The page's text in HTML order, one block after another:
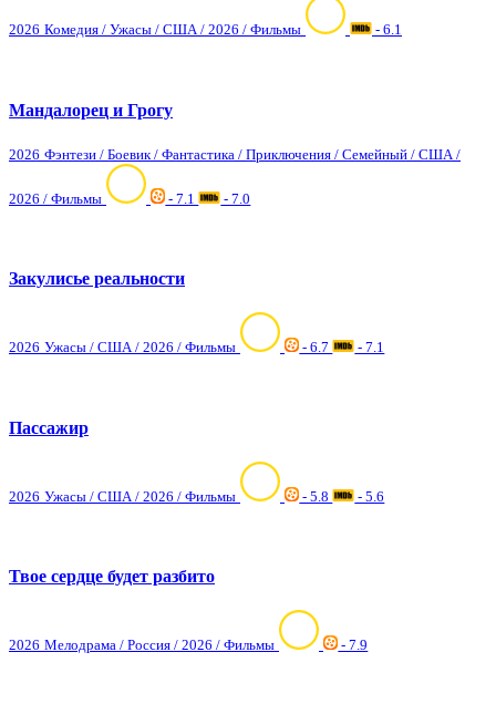
2026 Комедия / Ужасы / США / 2026 / Фильмы - 6.1
Мандалорец и Грогу
2026 Фэнтези / Боевик / Фантастика / Приключения / Семейный / США /
2026 / Фильмы - 7.1 - 7.0
Закулисье реальности
2026 Ужасы / США / 2026 / Фильмы - 6.7 - 7.1
Пассажир
2026 Ужасы / США / 2026 / Фильмы - 5.8 - 5.6
Твое сердце будет разбито
2026 Мелодрама / Россия / 2026 / Фильмы - 7.9